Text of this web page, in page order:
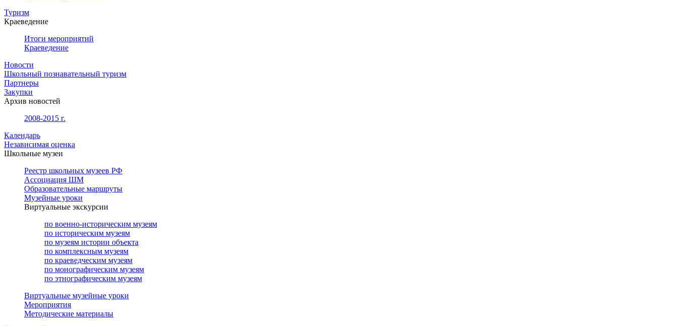
Туризм
Краеведение
Итоги мероприятий
Краеведение
Новости
Школьный познавательный туризм
Партнеры
Закупки
Архив новостей
2008-2015 г.
Календарь
Независимая оценка
Школьные музеи
Реестр школьных музеев РФ
Ассоциация ШМ
Образовательные маршруты
Музейные уроки
Виртуальные экскурсии
по военно-историческим музеям
по историческим музеям
по музеям истории объекта
по комплексным музеям
по краеведческим музеям
по монографическим музеям
по этнографическим музеям
Виртуальные музейные уроки
Мероприятия
Методические материалы